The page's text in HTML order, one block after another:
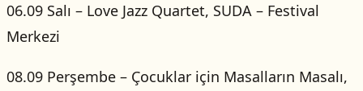
06.09 Salı – Love Jazz Quartet, SUDA – Festival
Merkezi
08.09 Perşembe – Çocuklar için Masalların Masalı,